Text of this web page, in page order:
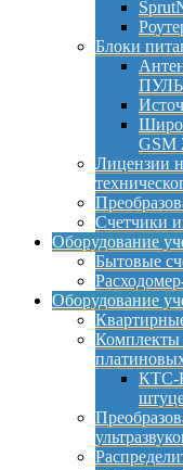
Блоки
GSM
Лицензии
Счетчики
Оборудование
Бытовые
Оборудование
Комплекты
КТС-